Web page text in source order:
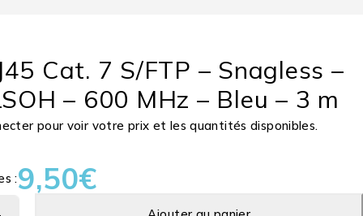
Cat. 7 S/FTP – Snagless –
– 600 MHz – Bleu – 3 m
pour voir votre prix et les quantités disponibles.
:9,50€